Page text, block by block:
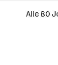
Alle 80